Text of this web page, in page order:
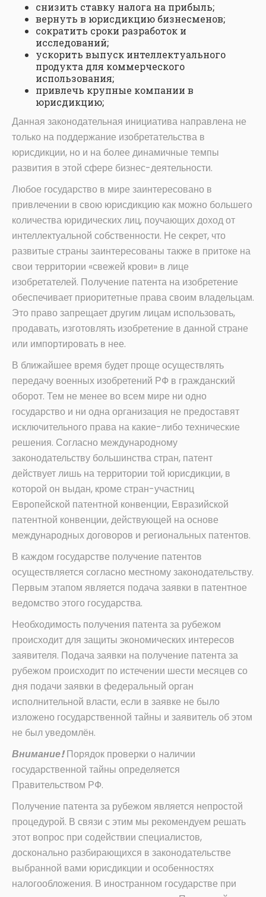
снизить ставку налога на прибыль;
вернуть в юрисдикцию бизнесменов;
сократить сроки разработок и
исследований;
ускорить выпуск интеллектуального
продукта для коммерческого
использования;
привлечь крупные компании в
юрисдикцию;
Данная законодательная инициатива направлена не
только на поддержание изобретательства в
юрисдикции, но и на более динамичные темпы
развития в этой сфере бизнес-деятельности.
Любое государство в мире заинтересовано в
привлечении в свою юрисдикцию как можно большего
количества юридических лиц, поучающих доход от
интеллектуальной собственности. Не секрет, что
развитые страны заинтересованы также в притоке на
свои территории «свежей крови» в лице
изобретателей. Получение патента на изобретение
обеспечивает приоритетные права своим владельцам.
Это право запрещает другим лицам использовать,
продавать, изготовлять изобретение в данной стране
или импортировать в нее.
В ближайшее время будет проще осуществлять
передачу военных изобретений РФ в гражданский
оборот. Тем не менее во всем мире ни одно
государство и ни одна организация не предоставят
исключительного права на какие-либо технические
решения. Согласно международному
законодательству большинства стран, патент
действует лишь на территории той юрисдикции, в
которой он выдан, кроме стран-участниц
Европейской патентной конвенции, Евразийской
патентной конвенции, действующей на основе
международных договоров и региональных патентов.
В каждом государстве получение патентов
осуществляется согласно местному законодательству.
Первым этапом является подача заявки в патентное
ведомство этого государства.
Необходимость получения патента за рубежом
происходит для защиты экономических интересов
заявителя. Подача заявки на получение патента за
рубежом происходит по истечении шести месяцев со
дня подачи заявки в федеральный орган
исполнительной власти, если в заявке не было
изложено государственной тайны и заявитель об этом
не был уведомлён.
Внимание! Порядок проверки о наличии
государственной тайны определяется
Правительством РФ.
Получение патента за рубежом является непростой
процедурой. В связи с этим мы рекомендуем решать
этот вопрос при содействии специалистов,
досконально разбирающихся в законодательстве
выбранной вами юрисдикции и особенностях
налогообложения. В иностранном государстве при